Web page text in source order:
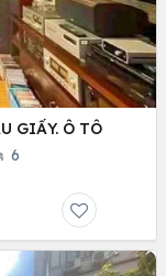
GIẤY. Ô TÔ
6